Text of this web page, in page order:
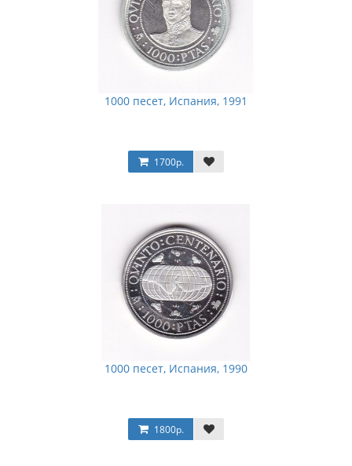
1000 песет, Испания, 1991
1700р.
1000 песет, Испания, 1990
1800р.